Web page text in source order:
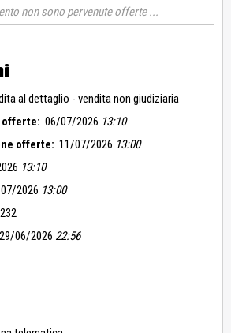
non sono pervenute offerte
al dettaglio - vendita non giudiziaria
offerte: 06/07/2026 13:10
offerte: 11/07/2026 13:00
13:10
2026 13:00
29/06/2026 22:56